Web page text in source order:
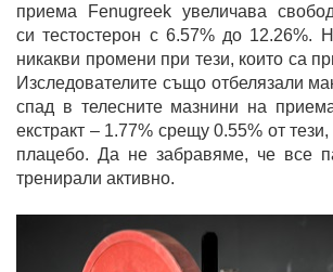
приема Fenugreek увеличава
си тестостерон с 6.57% до 12.26%.
никакви промени при тези, които са
Изследователите също отбелязали
спад в телесните мазнини на
екстракт – 1.77% срещу 0.55% от
плацебо. Да не забравяме, че все
тренирали активно.